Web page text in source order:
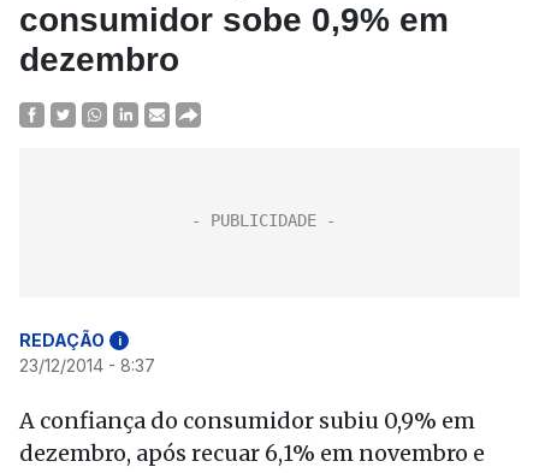
consumidor sobe 0,9% em
dezembro
REDAÇÃO i
23/12/2014 - 8:37
A confiança do consumidor subiu 0,9% em
dezembro, após recuar 6,1% em novembro e